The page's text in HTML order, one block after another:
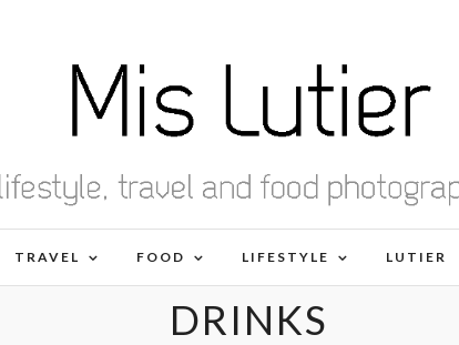
TRAVEL FOOD LIFESTYLE LUTIER
DRINKS